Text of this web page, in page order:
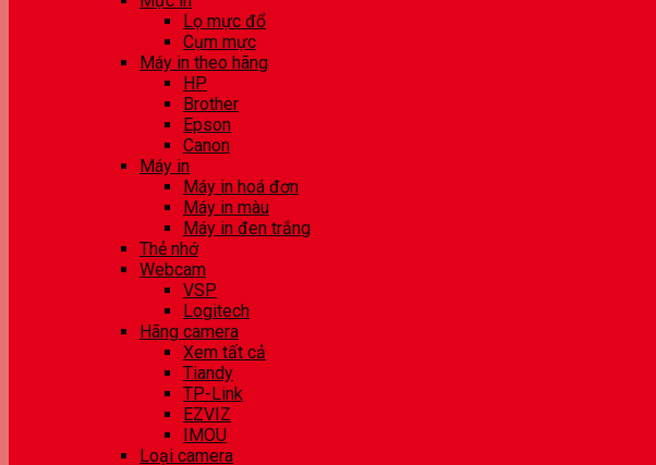
Lọ mực đổ
Cụm mực
Máy in theo hãng
HP
Brother
Epson
Canon
Máy in
Máy in hoá đơn
Máy in màu
Máy in đen trắng
Thẻ nhớ
Webcam
VSP
Logitech
Hãng camera
Xem tất cả
Tiandy
TP-Link
EZVIZ
IMOU
Loại camera